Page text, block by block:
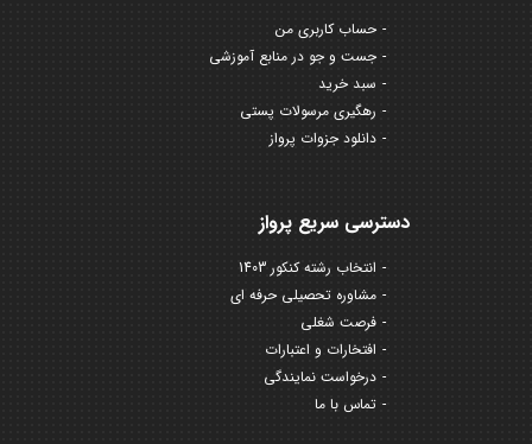
حساب کاربری من
جست و جو در منابع آموزشی
سبد خرید
رهگیری مرسولات پستی
دانلود جزوات پرواز
دسترسی سریع پرواز
انتخاب رشته کنکور 1403
مشاوره تحصیلی حرفه ای
فرصت شغلی
افتخارات و اعتبارات
درخواست نمایندگی
تماس با ما